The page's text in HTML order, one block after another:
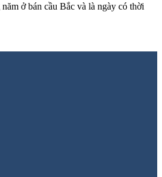
ở bán cầu Bắc và là ngày có thời